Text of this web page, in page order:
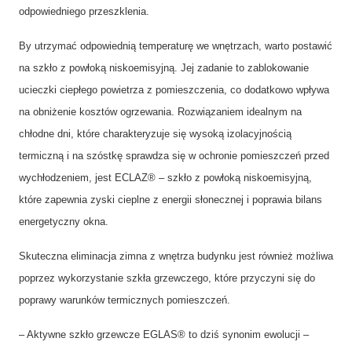
odpowiedniego przeszklenia.
By utrzymać odpowiednią temperaturę we wnętrzach, warto postawić
na szkło z powłoką niskoemisyjną. Jej zadanie to zablokowanie
ucieczki ciepłego powietrza z pomieszczenia, co dodatkowo wpływa
na obniżenie kosztów ogrzewania. Rozwiązaniem idealnym na
chłodne dni, które charakteryzuje się wysoką izolacyjnością
termiczną i na szóstkę sprawdza się w ochronie pomieszczeń przed
wychłodzeniem, jest ECLAZ® – szkło z powłoką niskoemisyjną,
które zapewnia zyski cieplne z energii słonecznej i poprawia bilans
energetyczny okna.
Skuteczna eliminacja zimna z wnętrza budynku jest również możliwa
poprzez wykorzystanie szkła grzewczego, które przyczyni się do
poprawy warunków termicznych pomieszczeń.
– Aktywne szkło grzewcze EGLAS® to dziś synonim ewolucji –